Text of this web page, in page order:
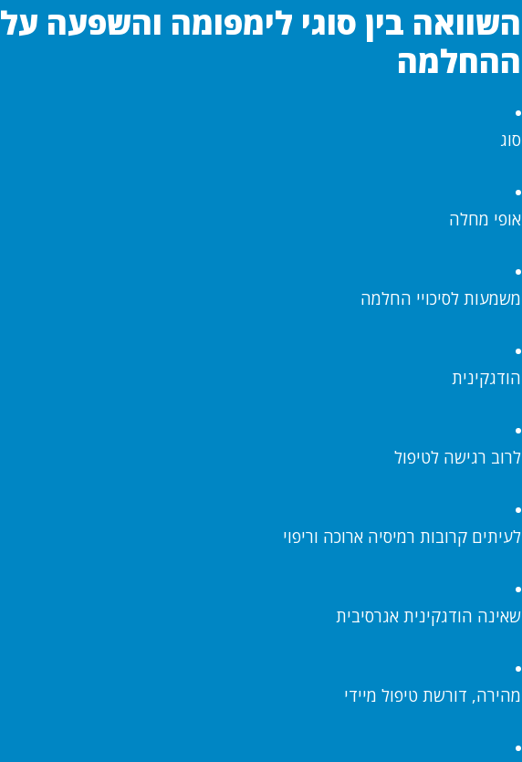
השוואה בין סוגי לימפומה והשפעה על
ההחלמה
סוג
אופי מחלה
משמעות לסיכויי החלמה
הודגקינית
לרוב רגישה לטיפול
לעיתים קרובות רמיסיה ארוכה וריפוי
שאינה הודגקינית אגרסיבית
מהירה, דורשת טיפול מיידי